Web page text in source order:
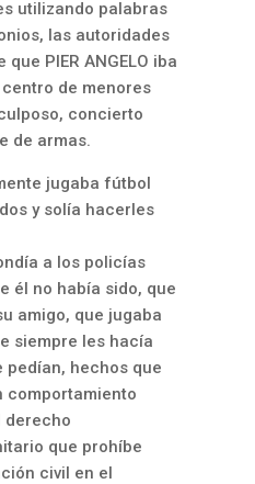
utilizando palabras
las autoridades
PIER ANGELO iba
de menores
concierto
de armas.
jugaba fútbol
y solía hacerles
a los policías
él no había sido, que
amigo, que jugaba
siempre les hacía
pedían, hechos que
comportamiento
derecho
que prohíbe
civil en el